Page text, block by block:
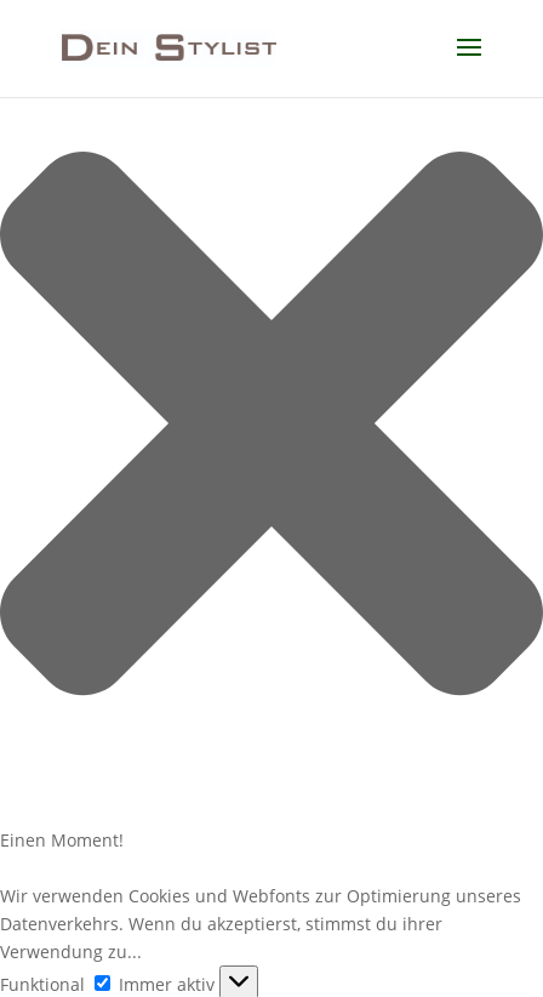
Einen Moment!
Wir verwenden Cookies und Webfonts zur Optimierung unseres
Datenverkehrs. Wenn du akzeptierst, stimmst du ihrer
Verwendung zu...
Funktional
Funktional
Immer aktiv